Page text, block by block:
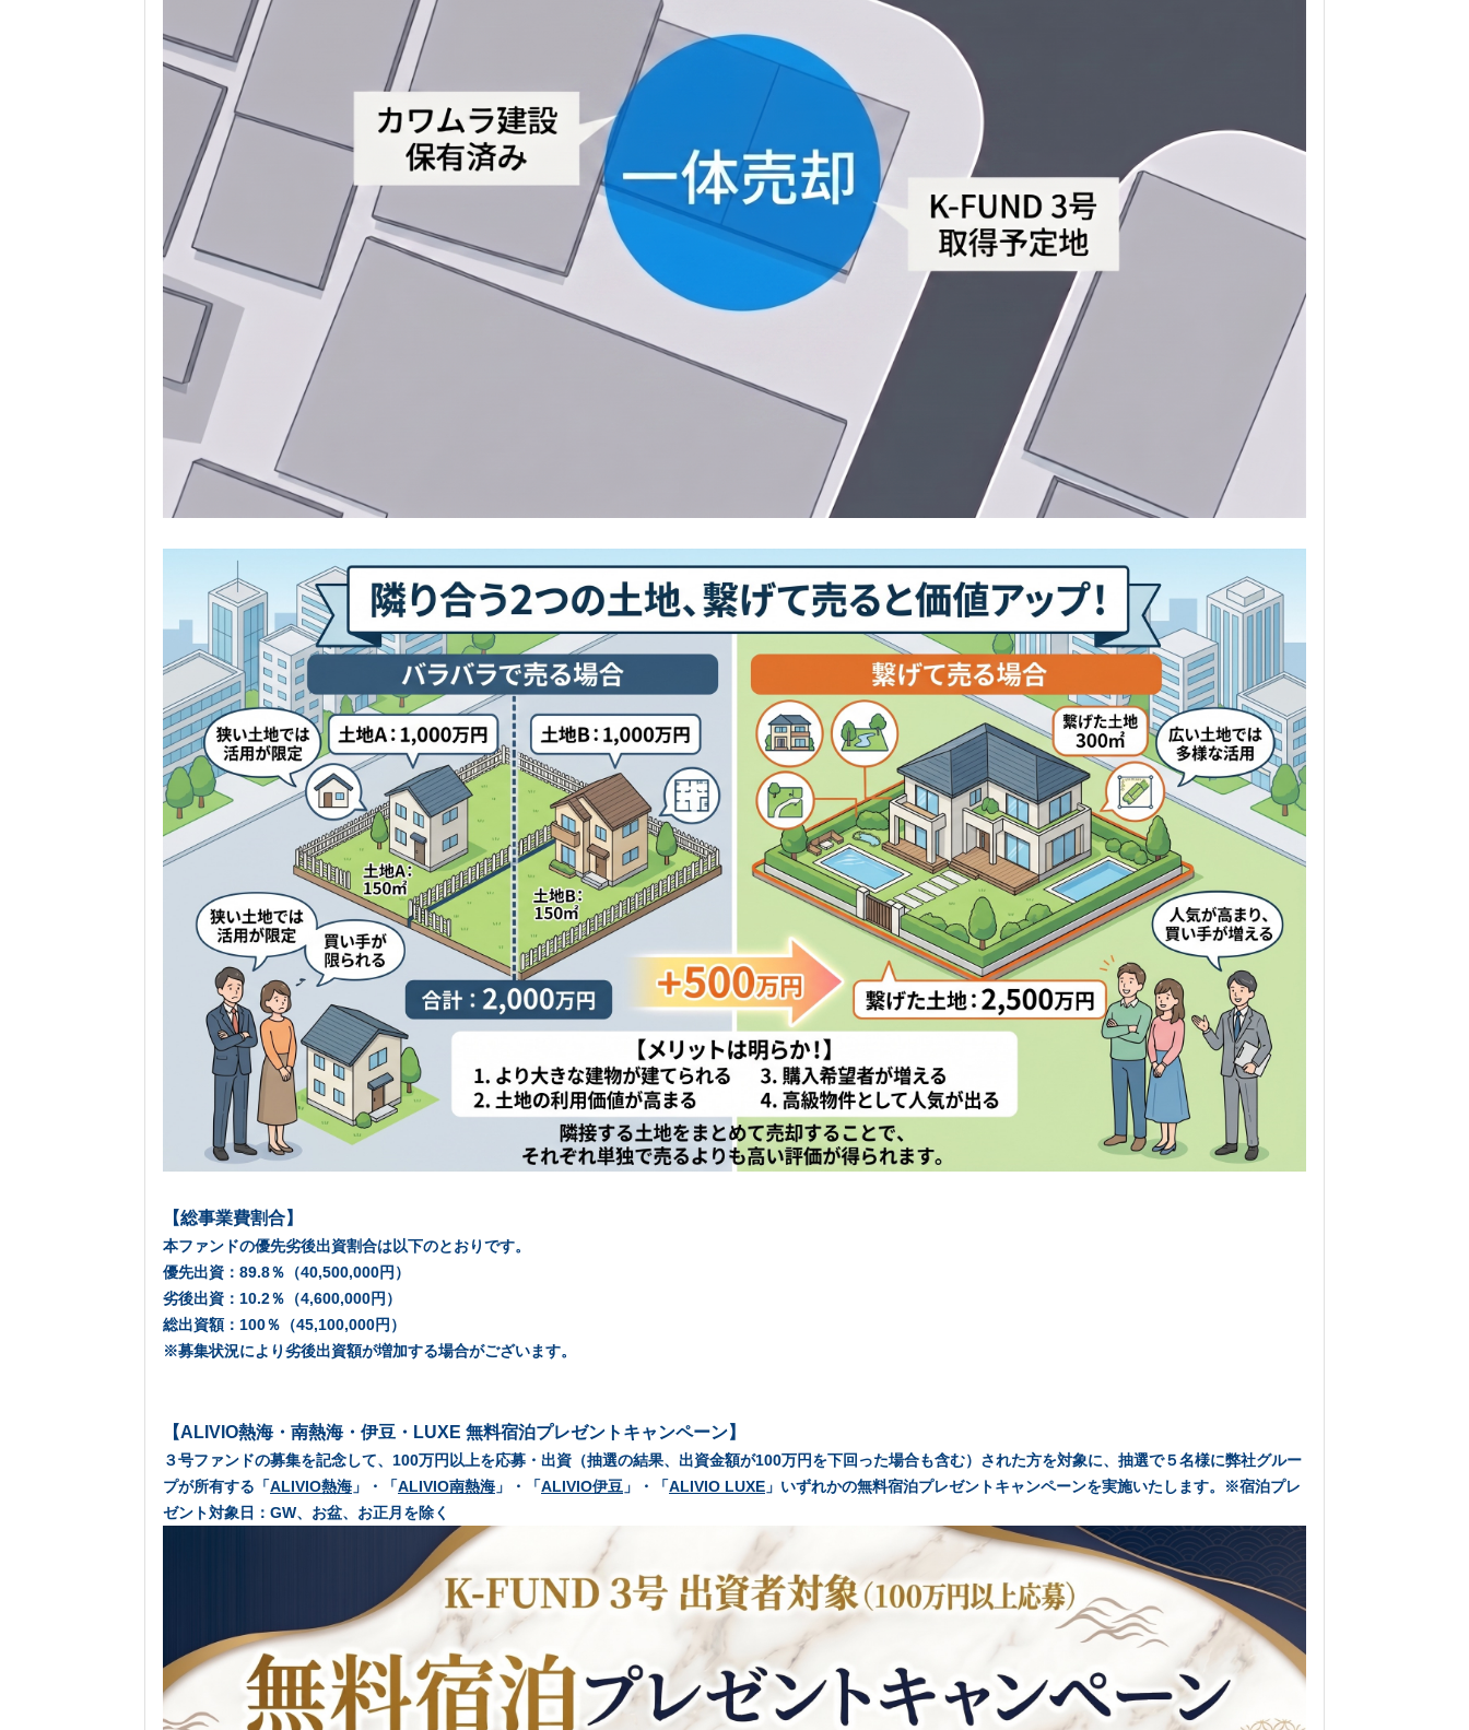
【総事業費割合】
本ファンドの優先劣後出資割合は以下のとおりです。
優先出資：89.8％（40,500,000円）
劣後出資：10.2％（4,600,000円）
総出資額：100％（45,100,000円）
※募集状況により劣後出資額が増加する場合がございます。
【ALIVIO熱海・南熱海・伊豆・LUXE 無料宿泊プレゼントキャンペーン】
３号ファンドの募集を記念して、100万円以上を応募・出資（抽選の結果、出資金額が100万円を下回った場合も含む）された方を対象に、抽選で５名様に弊社グルー
プが所有する 「ALIVIO熱海 」 ・ 「ALIVIO南熱海 」 ・ 「ALIVIO伊豆 」 ・ 「ALIVIO LUXE 」 いずれかの無料宿泊プレゼントキャンペーンを実施いたします。※宿泊プレ
ゼント対象日：GW、お盆、お正月を除く